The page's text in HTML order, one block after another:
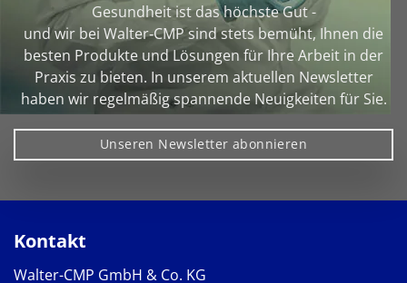
Gesundheit ist das höchste Gut -
und wir bei Walter‑CMP sind stets bemüht, Ihnen die
besten Produkte und Lösungen für Ihre Arbeit in der
Praxis zu bieten. In unserem aktuellen Newsletter
haben wir regelmäßig spannende Neuigkeiten für Sie.
Unseren Newsletter abonnieren
Kontakt
Walter-CMP GmbH & Co. KG